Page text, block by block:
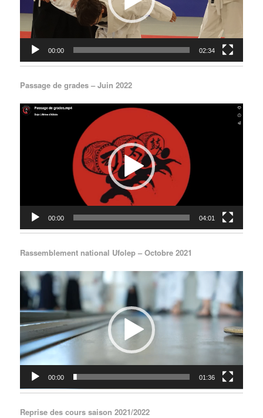
00:00 02:34
Passage de grades – Juin 2022
Lecteur
00:00 04:01
Rassemblement national Ufolep – Octobre 2021
Lecteur
vidéo
00:00 01:36
Reprise des cours saison 2021/2022